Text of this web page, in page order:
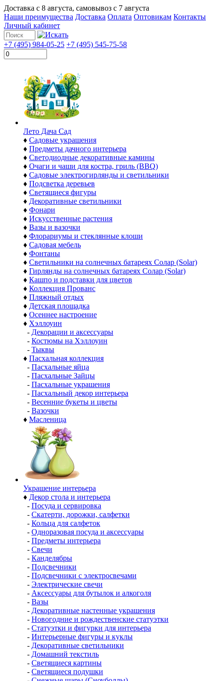
Доставка с 8 августа, самовывоз с 7 августа
Наши преимущества Доставка Оплата Оптовикам Контакты
Личный кабинет
+7 (495) 984-05-25 +7 (495) 545-75-58
Лето Дача Сад
♦ Садовые украшения
♦ Предметы дачного интерьера
♦ Светодиодные декоративные камины
♦ Очаги и чаши для костра, гриль (BBQ)
♦ Садовые электрогирлянды и светильники
♦ Подсветка деревьев
♦ Светящиеся фигуры
♦ Декоративные светильники
♦ Фонари
♦ Искусственные растения
♦ Вазы и вазочки
♦ Флорариумы и стеклянные клоши
♦ Садовая мебель
♦ Фонтаны
♦ Светильники на солнечных батареях Солар (Solar)
♦ Гирлянды на солнечных батареях Солар (Solar)
♦ Кашпо и подставки для цветов
♦ Коллекция Прованс
♦ Пляжный отдых
♦ Детская площадка
♦ Осеннее настроение
♦ Хэллоуин
- Декорации и аксессуары
- Костюмы на Хэллоуин
- Тыквы
♦ Пасхальная коллекция
- Пасхальные яйца
- Пасхальные Зайцы
- Пасхальные украшения
- Пасхальный декор интерьера
- Весенние букеты и цветы
- Вазочки
♦ Масленица
Украшение интерьера
♦ Декор стола и интерьера
- Посуда и сервировка
- Скатерти, дорожки, салфетки
- Кольца для салфеток
- Одноразовая посуда и аксессуары
- Предметы интерьера
- Свечи
- Канделябры
- Подсвечники
- Подсвечники с электросвечами
- Электрические свечи
- Аксессуары для бутылок и алкоголя
- Вазы
- Декоративные настенные украшения
- Новогодние и рождественские статуэтки
- Статуэтки и фигурки для интерьера
- Интерьерные фигуры и куклы
- Декоративные светильники
- Домашний текстиль
- Светящиеся картины
- Светящиеся подушки